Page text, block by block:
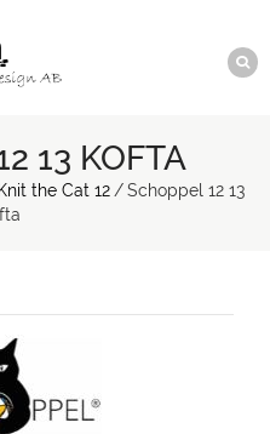
13 KOFTA
Knit the Cat 12 /Schoppel 12 13